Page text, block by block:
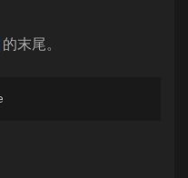
的末尾。